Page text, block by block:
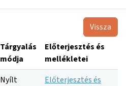
Vissza
Tárgyalás
módja
Előterjesztés és
mellékletei
Nyílt
Előterjesztés és